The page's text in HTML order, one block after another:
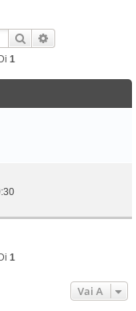
Cerca
Di 1
Di 1
Vai A